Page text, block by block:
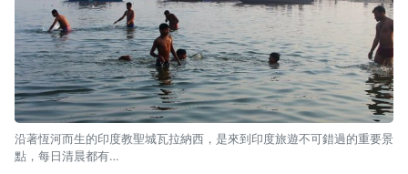
沿著恆河而生的印度教聖城瓦拉納西，是來到印度旅遊不可錯過的重要景
點，每日清晨都有…